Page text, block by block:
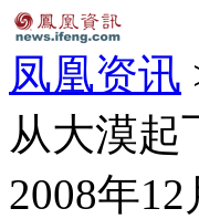
凤凰资讯
从大漠起
2008年12